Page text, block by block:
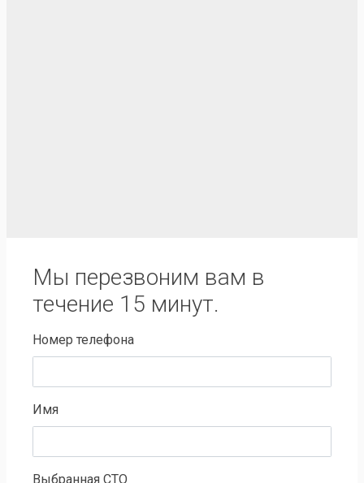
Мы перезвоним вам в
течение 15 минут.
Номер телефона
Имя
Выбранная СТО